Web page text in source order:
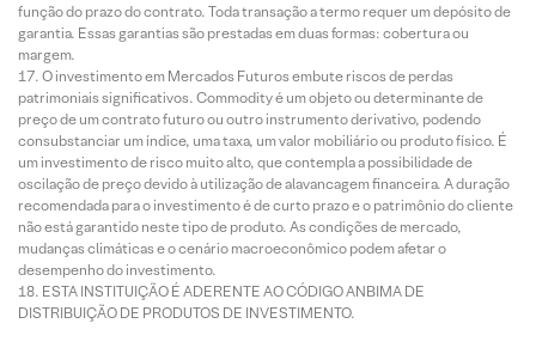
função do prazo do contrato. Toda transação a termo requer um depósito de
garantia. Essas garantias são prestadas em duas formas: cobertura ou
margem.
O investimento em Mercados Futuros embute riscos de perdas
patrimoniais significativos. Commodity é um objeto ou determinante de
preço de um contrato futuro ou outro instrumento derivativo, podendo
consubstanciar um índice, uma taxa, um valor mobiliário ou produto físico. É
um investimento de risco muito alto, que contempla a possibilidade de
oscilação de preço devido à utilização de alavancagem financeira. A duração
recomendada para o investimento é de curto prazo e o patrimônio do cliente
não está garantido neste tipo de produto. As condições de mercado,
mudanças climáticas e o cenário macroeconômico podem afetar o
desempenho do investimento.
ESTA INSTITUIÇÃO É ADERENTE AO CÓDIGO ANBIMA DE
DISTRIBUIÇÃO DE PRODUTOS DE INVESTIMENTO.